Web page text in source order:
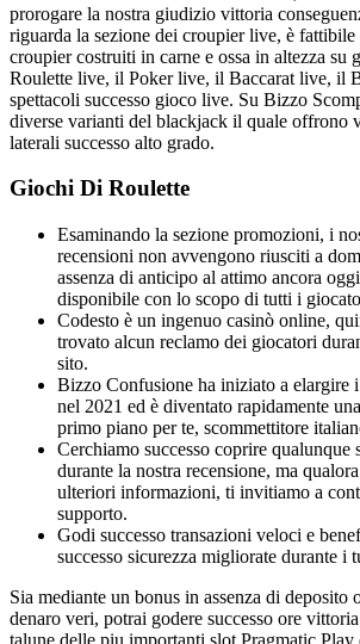
prorogare la nostra giudizio vittoria
riguarda la sezione dei croupier live, è
croupier costruiti in carne e ossa in altezza su
Roulette live, il Poker live, il Baccarat live, il
spettacoli successo gioco live. Su Bizzo
diverse varianti del blackjack il quale offrono
laterali successo alto grado.
Giochi Di Roulette
Esaminando la sezione promozioni, i
recensioni non avvengono riusciti a
assenza di anticipo al attimo ancora
disponibile con lo scopo di tutti i
Codesto è un ingenuo casinò online,
trovato alcun reclamo dei giocatori
sito.
Bizzo Confusione ha iniziato a elargire
nel 2021 ed è diventato rapidamente
primo piano per te, scommettitore
Cerchiamo successo coprire qualunque
durante la nostra recensione, ma
ulteriori informazioni, ti invitiamo a
supporto.
Godi successo transazioni veloci e
successo sicurezza migliorate durante i
Sia mediante un bonus in assenza di deposito
denaro veri, potrai godere successo ore